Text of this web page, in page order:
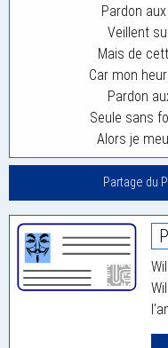
Pardon
Veillent
Mais de
Car mon
Pardon
Seule sans
Alors je
Partage du